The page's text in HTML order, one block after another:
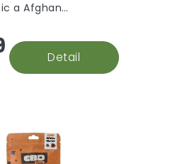
Detail
a Afghan
květinovými
pro každodenní